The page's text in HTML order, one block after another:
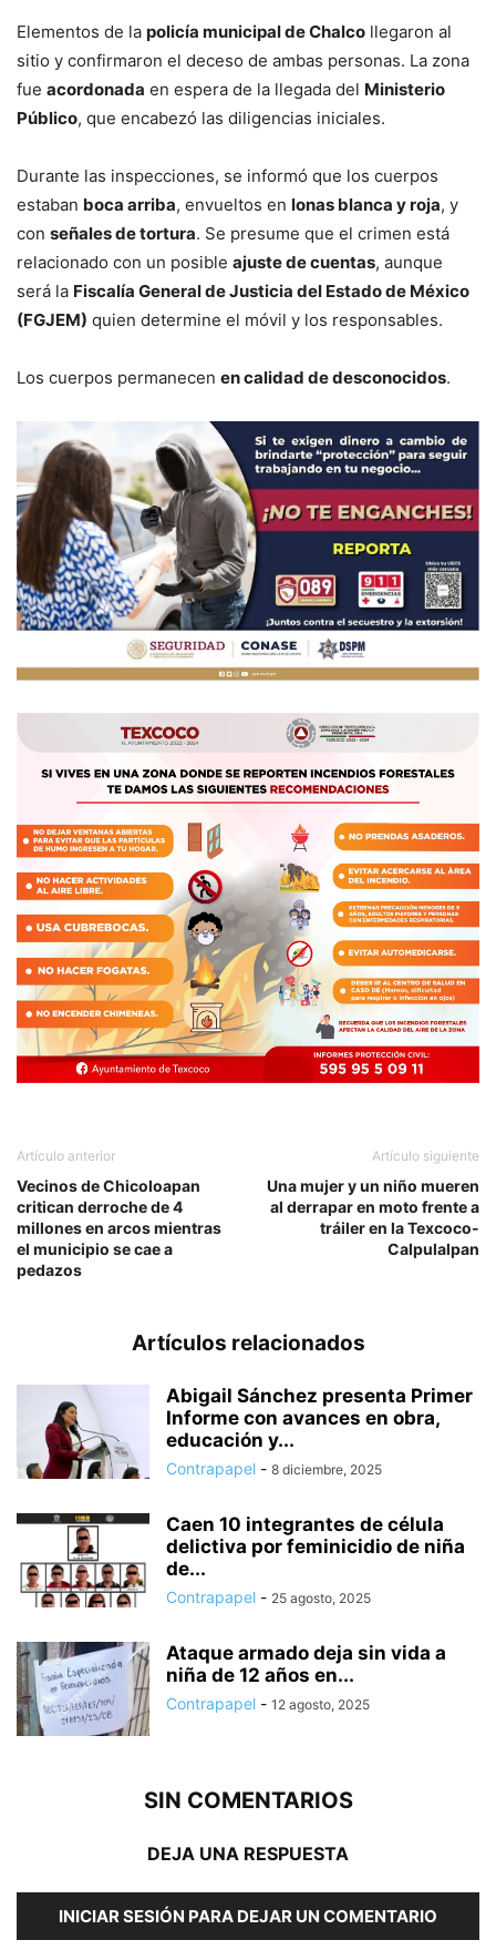
Elementos de la policía municipal de Chalco llegaron al
sitio y confirmaron el deceso de ambas personas. La zona
fue acordonada en espera de la llegada del Ministerio
Público, que encabezó las diligencias iniciales.
Durante las inspecciones, se informó que los cuerpos
estaban boca arriba, envueltos en lonas blanca y roja, y
con señales de tortura. Se presume que el crimen está
relacionado con un posible ajuste de cuentas, aunque
será la Fiscalía General de Justicia del Estado de México
(FGJEM) quien determine el móvil y los responsables.
Los cuerpos permanecen en calidad de desconocidos.
Artículo anterior
Vecinos de Chicoloapan
critican derroche de 4
millones en arcos mientras
el municipio se cae a
pedazos
Artículo siguiente
Una mujer y un niño mueren
al derrapar en moto frente a
tráiler en la Texcoco-
Calpulalpan
Artículos relacionados
Abigail Sánchez presenta Primer
Informe con avances en obra,
educación y...
Contrapapel - 8 diciembre, 2025
Caen 10 integrantes de célula
delictiva por feminicidio de niña
de...
Contrapapel - 25 agosto, 2025
Ataque armado deja sin vida a
niña de 12 años en...
Contrapapel - 12 agosto, 2025
SIN COMENTARIOS
DEJA UNA RESPUESTA
INICIAR SESIÓN PARA DEJAR UN COMENTARIO